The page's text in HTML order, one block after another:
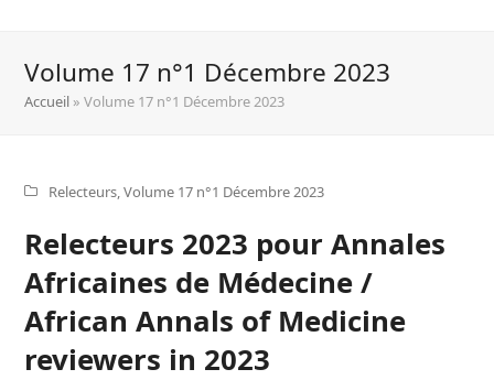
Volume 17 n°1 Décembre 2023
Accueil »Volume 17 n°1 Décembre 2023
Relecteurs,Volume 17 n°1 Décembre 2023
Relecteurs 2023 pour Annales
Africaines de Médecine /
African Annals of Medicine
reviewers in 2023